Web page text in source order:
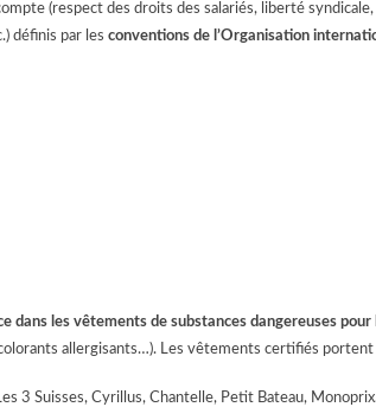
(respect des droits des salariés, liberté
définis par les conventions de l’Organisation
dans les vêtements de substances dangereuses
allergisants…). Les vêtements certifiés
3 Suisses, Cyrillus, Chantelle, Petit Bateau,